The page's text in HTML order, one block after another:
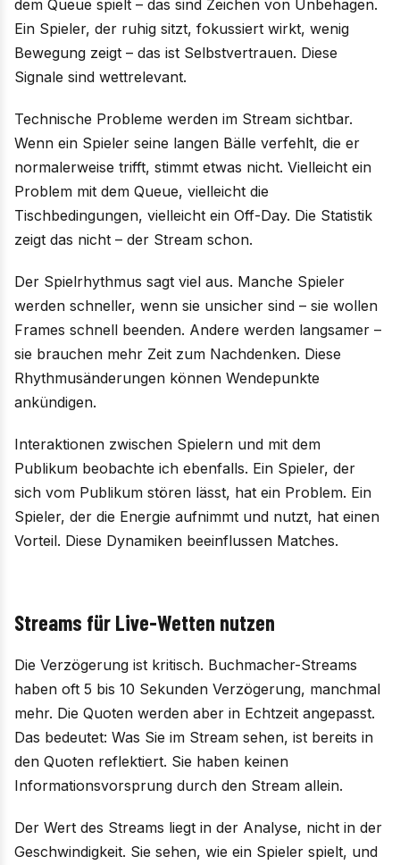
dem Queue spielt – das sind Zeichen von Unbehagen.
Ein Spieler, der ruhig sitzt, fokussiert wirkt, wenig
Bewegung zeigt – das ist Selbstvertrauen. Diese
Signale sind wettrelevant.
Technische Probleme werden im Stream sichtbar.
Wenn ein Spieler seine langen Bälle verfehlt, die er
normalerweise trifft, stimmt etwas nicht. Vielleicht ein
Problem mit dem Queue, vielleicht die
Tischbedingungen, vielleicht ein Off-Day. Die Statistik
zeigt das nicht – der Stream schon.
Der Spielrhythmus sagt viel aus. Manche Spieler
werden schneller, wenn sie unsicher sind – sie wollen
Frames schnell beenden. Andere werden langsamer –
sie brauchen mehr Zeit zum Nachdenken. Diese
Rhythmusänderungen können Wendepunkte
ankündigen.
Interaktionen zwischen Spielern und mit dem
Publikum beobachte ich ebenfalls. Ein Spieler, der
sich vom Publikum stören lässt, hat ein Problem. Ein
Spieler, der die Energie aufnimmt und nutzt, hat einen
Vorteil. Diese Dynamiken beeinflussen Matches.
Streams für Live-Wetten nutzen
Die Verzögerung ist kritisch. Buchmacher-Streams
haben oft 5 bis 10 Sekunden Verzögerung, manchmal
mehr. Die Quoten werden aber in Echtzeit angepasst.
Das bedeutet: Was Sie im Stream sehen, ist bereits in
den Quoten reflektiert. Sie haben keinen
Informationsvorsprung durch den Stream allein.
Der Wert des Streams liegt in der Analyse, nicht in der
Geschwindigkeit. Sie sehen, wie ein Spieler spielt, und